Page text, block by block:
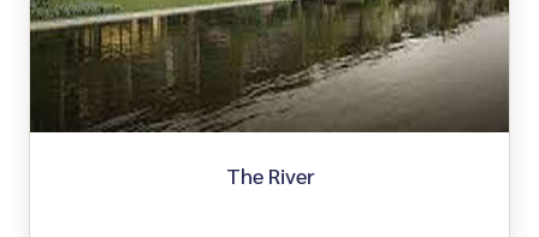
The River